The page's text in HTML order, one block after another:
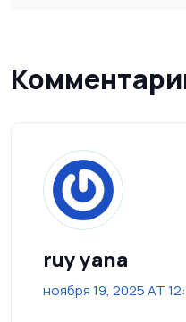
ruy yana
ноября 19, 2025 AT